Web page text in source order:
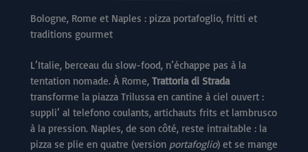
Bologne, Rome et Naples : pizza portafoglio, fritti et
traditions gourmet
L’Italie, berceau du slow-food, n’échappe pas à la
tentation nomade. À Rome, Trattoria di Strada
transforme la piazza Trilussa en cantine à ciel ouvert :
suppli’ al telefono coulants, artichauts frits et lambrusco
à la pression. Naples, de son côté, reste intraitable : la
pizza se plie en quatre (version portafoglio) et se mange